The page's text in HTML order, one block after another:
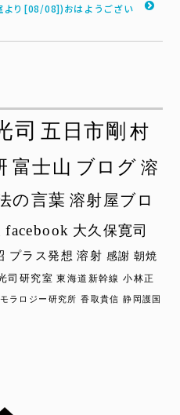
り[08/08])おはようござい
司 五日市剛 村
富士山 ブログ 溶
の言葉 溶射屋ブロ
facebook 大久保寛司
プラス発想 溶射 感謝 朝焼
司研究室 東海道新幹線 小林正
モラロジー研究所 香取貴信 静岡護国